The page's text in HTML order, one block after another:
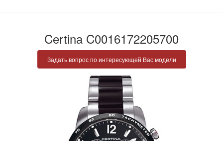
Certina C0016172205700
Задать вопрос по интересующей Вас модели